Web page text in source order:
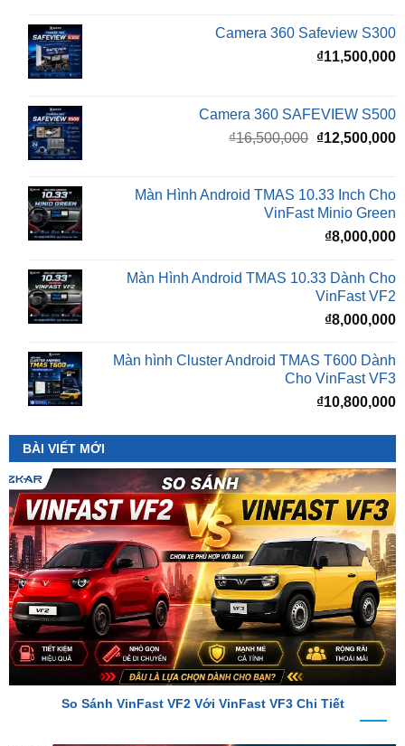
Camera 360 SAFEVIEW S500
gốc
₫16,500,000.
Màn Hình Android TMAS 10.33 Inch Cho
₫8,000,000
Màn Hình Android TMAS 10.33 Dành Cho
₫8,000,000
Màn hình Cluster Android TMAS T600 Dành
₫10,800,000
BÀI VIẾT MỚI
So Sánh VinFast VF2 Với VinFast VF3 Chi Tiết